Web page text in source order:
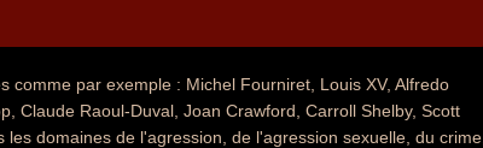
comme par exemple : Michel Fourniret, Louis XV, Alfredo
Claude Raoul-Duval, Joan Crawford, Carroll Shelby, Scott
domaines de l'agression, de l'agression sexuelle, du crime,